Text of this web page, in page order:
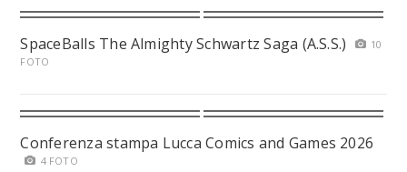
SpaceBalls The Almighty Schwartz Saga (A.S.S.)
10
FOTO
Conferenza stampa Lucca Comics and Games 2026
4 FOTO